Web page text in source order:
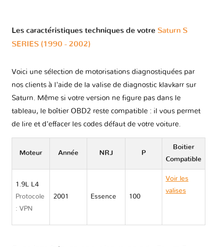
Les caractéristiques techniques de votre Saturn S
SERIES (1990 - 2002)
Voici une sélection de motorisations diagnostiquées par
nos clients à l'aide de la valise de diagnostic klavkarr sur
Saturn. Même si votre version ne figure pas dans le
tableau, le boîtier OBD2 reste compatible : il vous permet
de lire et d'effacer les codes défaut de votre voiture.
Moteur Année NRJ P
Boitier
Compatible
1.9L L4
Protocole
: VPN
2001 Essence 100
Voir les
valises